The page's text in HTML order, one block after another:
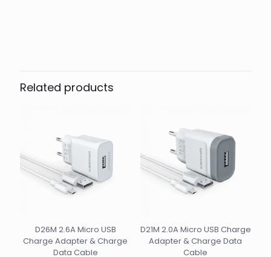
Related products
D26M 2.6A Micro USB
Charge Adapter & Charge
Data Cable
D21M 2.0A Micro USB Charge
Adapter & Charge Data
Cable